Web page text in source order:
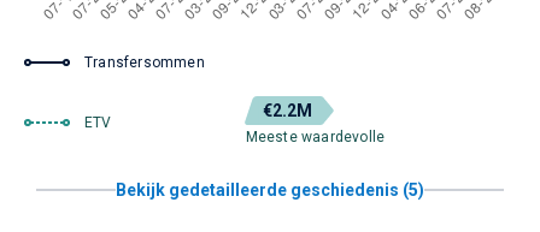
Transfersommen
ETV
€2.2M
Meeste waardevolle
Bekijk gedetailleerde geschiedenis (5)